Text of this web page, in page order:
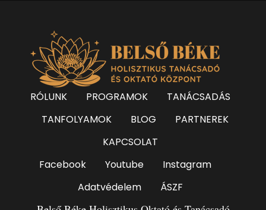
RÓLUNK PROGRAMOK
TANÁCSADÁS
TANFOLYAMOK
BLOG
PARTNEREK
KAPCSOLAT
Facebook
Youtube
Instagram
Adatvédelem
ÁSZF